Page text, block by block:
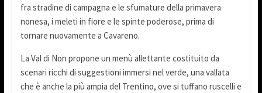
fra stradine di campagna e le sfumature della primavera
nonesa, i meleti in fiore e le spinte poderose, prima di
tornare nuovamente a Cavareno.
La Val di Non propone un menù allettante costituito da
scenari ricchi di suggestioni immersi nel verde, una vallata
che è anche la più ampia del Trentino, ove si tuffano ruscelli e